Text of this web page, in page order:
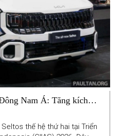
Nam Á: Tăng kích
bổ sung ADAS, giá từ
thế hệ thứ hai tại Triển